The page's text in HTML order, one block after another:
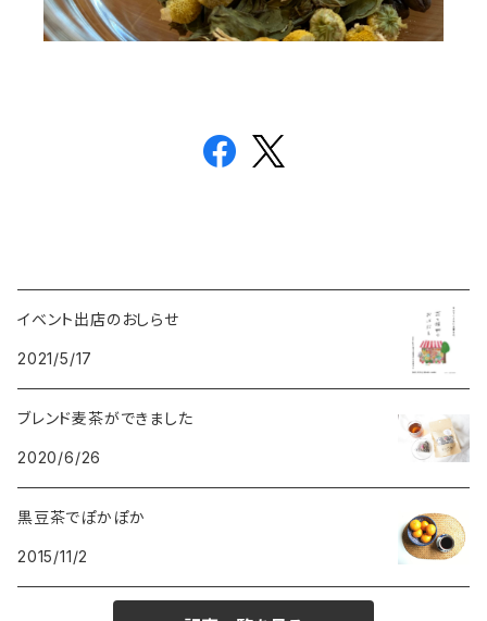
イベント出店のおしらせ
2021/5/17
ブレンド麦茶ができました
2020/6/26
黒豆茶でぽかぽか
2015/11/2